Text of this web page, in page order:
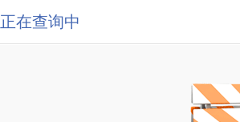
正在查询中